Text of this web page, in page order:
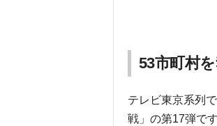
53市町村
テレビ東京系列
戦」の第17弾です